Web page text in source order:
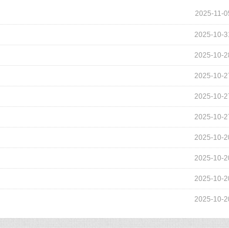
2025-11-
2025-10-
2025-10-
2025-10-
2025-10-
2025-10-
2025-10-
2025-10-
2025-10-
2025-10-